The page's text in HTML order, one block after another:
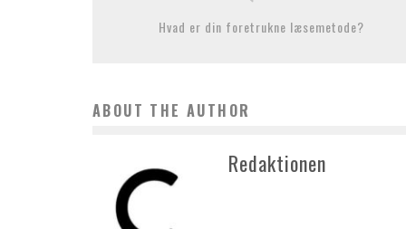
Hvad er din foretrukne læsemetode?
ABOUT THE AUTHOR
Redaktionen